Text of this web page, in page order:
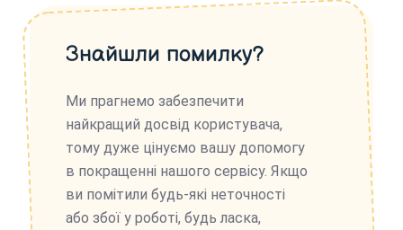
Знайшли помилку?
Ми прагнемо забезпечити
найкращий досвід користувача,
тому дуже цінуємо вашу допомогу
в покращенні нашого сервісу. Якщо
ви помітили будь-які неточності
або збої у роботі, будь ласка,